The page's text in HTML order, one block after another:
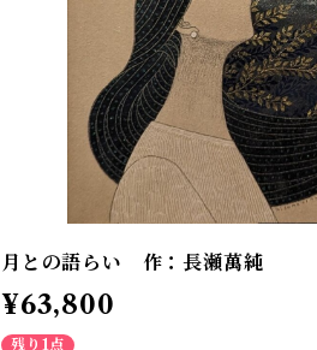
月との語らい 作：長瀬萬純
¥63,800
残り1点